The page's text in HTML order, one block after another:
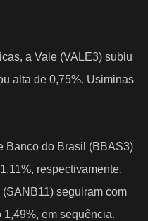
a Vale (VALE3) subiu
alta de 0,75%. Usiminas
Banco do Brasil (BBAS3)
respectivamente.
seguiram com
em sequência.